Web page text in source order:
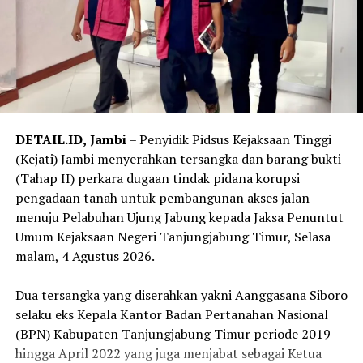
seleksi Polda Jambi dan dua peserta seleksi Polda
Sumatera Selatan.
‎Korban lain yang turut melapor di antaranya ADC
Dirpamobvit Polda Jambi dengan kerugian Rp 525 juta.
Sementara ADC Karo SDM Polda Jambi mengaku
dengan janji mutasi personel.
‎Di luar dugaan penipuan rekrutmen, Brigpol Dery juga
melaporkan kerugian sebesar Rp 800 juta terkait bisnis
jual beli minyak. Bharada Wahyu Narwastu Kirana,
personel Satbrimob Polda Jambi, mengaku mengalami
kerugian Rp 150 juta yang disebut berkaitan dengan
‎Sementara itu, Bripda Arif Budimansah Siagian dari
Spripim Polda Jambi melaporkan kerugian sebesar Rp 80
DETAIL.ID, Jambi– Penyidik Pidsus Kejaksaan Tinggi
(Kejati) Jambi menyerahkan tersangka dan barang bukti
(Tahap II) perkara dugaan tindak pidana korupsi
pengadaan tanah untuk pembangunan akses jalan
menuju Pelabuhan Ujung Jabung kepada Jaksa Penuntut
Umum Kejaksaan Negeri Tanjungjabung Timur, Selasa
malam, 4 Agustus 2026.
‎Dua tersangka yang diserahkan yakni Aanggasana Siboro
selaku eks Kepala Kantor Badan Pertanahan Nasional
(BPN) Kabupaten Tanjungjabung Timur periode 2019
hingga April 2022 yang juga menjabat sebagai Ketua